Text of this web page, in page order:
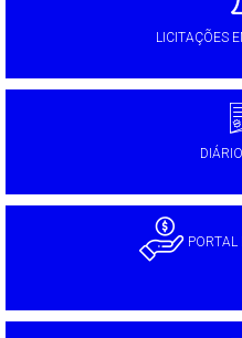
LICITAÇÕES
PORTAL